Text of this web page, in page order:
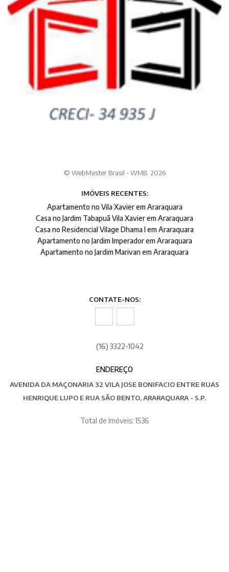
© WebMaster Brasil - WMB. 2026
IMÓVEIS RECENTES:
Apartamento no Vila Xavier em Araraquara
Casa no Jardim Tabapuã Vila Xavier em Araraquara
Casa no Residencial Vilage Dhama I em Araraquara
Apartamento no Jardim Imperador em Araraquara
Apartamento no Jardim Marivan em Araraquara
CONTATE-NOS:
(16) 3322-1042
ENDEREÇO
AVENIDA DA MAÇONARIA 32 VILA JOSE BONIFACIO ENTRE RUAS
HENRIQUE LUPO E RUA SÃO BENTO, ARARAQUARA - S.P.
Total de Imóveis: 1536